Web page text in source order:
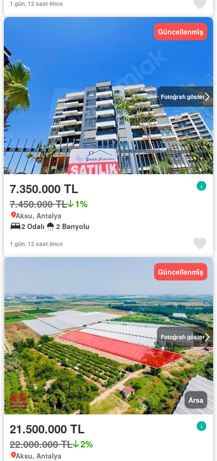
1 gün, 12 saat önce
Fotoğrafı göster
Güncellenmi̇ş
7.350.000 TL
7.450.000 TL 1%
Aksu, Antalya
2 Odalı
2 Banyolu
1 gün, 12 saat önce
Fotoğrafı göster
Güncellenmi̇ş
Arsa
21.500.000 TL
22.000.000 TL 2%
Aksu, Antalya